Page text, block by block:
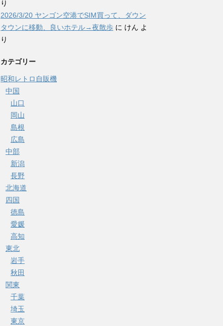
り
2026/3/20 ヤンゴン空港でSIM買って、ダウン
タウンに移動、良いホテル→夜散歩 に けん よ
り
カテゴリー
昭和レトロ自販機
中国
山口
岡山
島根
広島
中部
新潟
長野
北海道
四国
徳島
愛媛
高知
東北
岩手
秋田
関東
千葉
埼玉
東京